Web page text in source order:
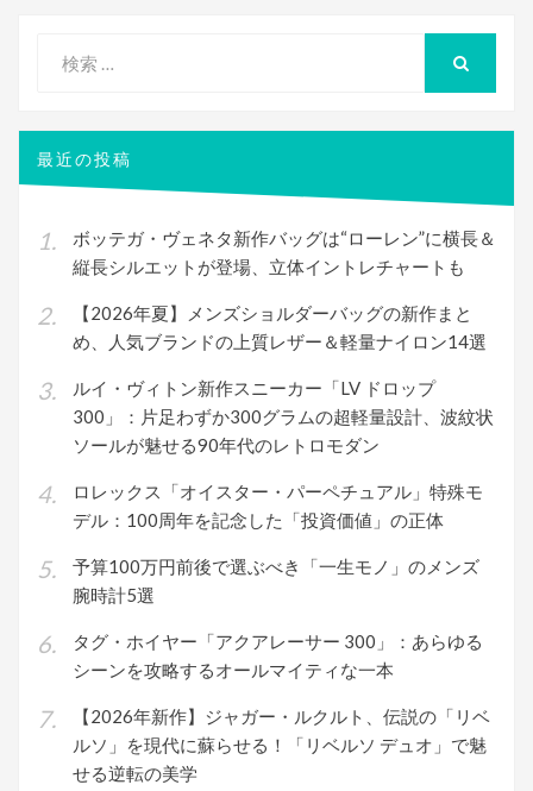
象:
最近の投稿
ボッテガ・ヴェネタ新作バッグは“ローレン”に横長＆
縦長シルエットが登場、立体イントレチャートも
【2026年夏】メンズショルダーバッグの新作まと
め、人気ブランドの上質レザー＆軽量ナイロン14選
ルイ・ヴィトン新作スニーカー「LV ドロップ
300」：片足わずか300グラムの超軽量設計、波紋状
ソールが魅せる90年代のレトロモダン
ロレックス「オイスター・パーペチュアル」特殊モ
デル：100周年を記念した「投資価値」の正体
予算100万円前後で選ぶべき「一生モノ」のメンズ
腕時計5選
タグ・ホイヤー「アクアレーサー 300」：あらゆる
シーンを攻略するオールマイティな一本
【2026年新作】ジャガー・ルクルト、伝説の「リベ
ルソ」を現代に蘇らせる！「リベルソ デュオ」で魅
せる逆転の美学